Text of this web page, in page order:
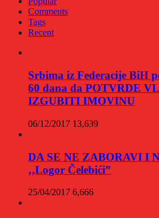
Comments
Tags
Recent
Srbima iz Federacije BiH
60 dana da POTVRDE
IZGUBITI IMOVINU
06/12/2017 13,639
DA SE NE ZABORAVI I
‚‚Logor Čelebići”
25/04/2017 6,666